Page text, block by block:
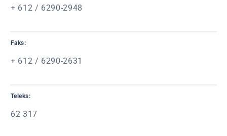
+ 612 / 6290-2948
Faks:
+ 612 / 6290-2631
Teleks:
62 317